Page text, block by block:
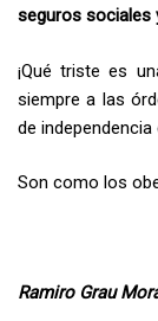
seguros sociales
¡Qué triste es
siempre a las
de
Son como los
Ramiro Grau